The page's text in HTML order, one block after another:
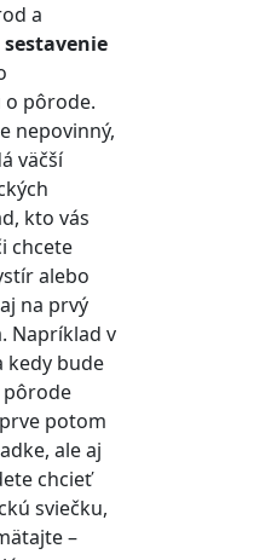
a
sestavenie
o pôrode.
nepovinný,
väčší
kto vás
chcete
alebo
na prvý
Napríklad v
kedy bude
potom
ale aj
chcieť
sviečku,
–